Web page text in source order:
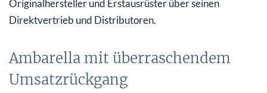
Originalhersteller und Erstausrüster über seinen
Direktvertrieb und Distributoren.
Ambarella mit überraschendem
Umsatzrückgang